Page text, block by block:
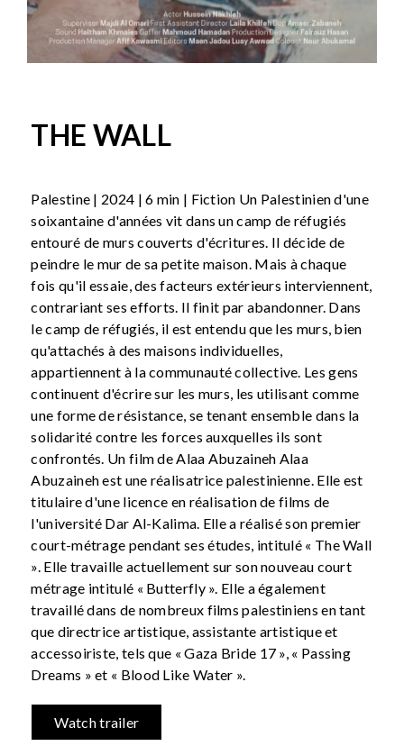
THE WALL
Palestine | 2024 | 6 min | Fiction Un Palestinien d'une
soixantaine d'années vit dans un camp de réfugiés
entouré de murs couverts d'écritures. Il décide de
peindre le mur de sa petite maison. Mais à chaque
fois qu'il essaie, des facteurs extérieurs interviennent,
contrariant ses efforts. Il finit par abandonner. Dans
le camp de réfugiés, il est entendu que les murs, bien
qu'attachés à des maisons individuelles,
appartiennent à la communauté collective. Les gens
continuent d'écrire sur les murs, les utilisant comme
une forme de résistance, se tenant ensemble dans la
solidarité contre les forces auxquelles ils sont
confrontés. Un film de Alaa Abuzaineh Alaa
Abuzaineh est une réalisatrice palestinienne. Elle est
titulaire d'une licence en réalisation de films de
l'université Dar Al-Kalima. Elle a réalisé son premier
court-métrage pendant ses études, intitulé « The Wall
». Elle travaille actuellement sur son nouveau court
métrage intitulé « Butterfly ». Elle a également
travaillé dans de nombreux films palestiniens en tant
que directrice artistique, assistante artistique et
accessoiriste, tels que « Gaza Bride 17 », « Passing
Dreams » et « Blood Like Water ».
Watch trailer